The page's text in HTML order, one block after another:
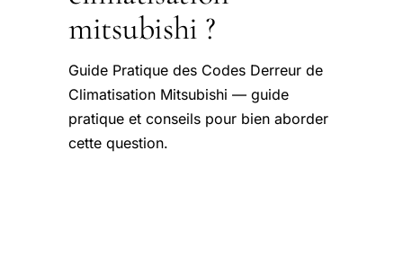
mitsubishi ?
Guide Pratique des Codes Derreur de
Climatisation Mitsubishi — guide
pratique et conseils pour bien aborder
cette question.